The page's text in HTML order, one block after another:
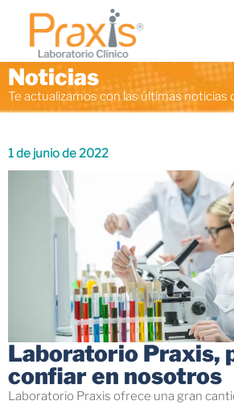
Noticias
Te actualizamos con las últimas noticias
1 de junio de 2022
Laboratorio Praxis,
confiar en nosotros
Laboratorio Praxis ofrece una gran